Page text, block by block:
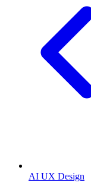
AI UX Design